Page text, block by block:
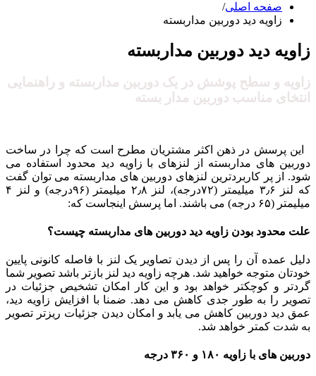
صفحه اصلی/
زاویه دید دوربین مداربسته
زاویه دید دوربین مداربسته
زاویه و سطح پوشش در یک دوربین مداربسته و راهنمایی
انتخای مناسب دوربین مدار بسته
این پرسش در ذهن اکثر مشتریان مطرح است که چرا در ساخت
دوربین های مداربسته از لنزهای با زاویه دید محدود استفاده می
شود. از پر کاربردترین لنزهای دوربین های مداربسته می توان گفت
که لنز ۳٫۶ میلیمتر (۷۲درجه)، لنز ۲٫۸ میلیمتر (۹۶درجه) و لنز ۴
میلیمتر (۶۵ درجه) می باشند. اما پرسش اینجاست که:
علت محدود بودن زاویه دید دوربین های مداربسته چیست؟
دلیل عمده آن را پس از دیدن تصاویر یک لنز با فاصله کانونی پایین
خودتان متوجه خواهید شد. هرچه زاویه دید لنز بازتر باشد تصویر شما
گردتر و کوچکتر خواهد بود و این کار امکان تشخیص جزئیات در
تصویر را به طور جدی کاهش می دهد. ضمنا با افزایش زاویه دید،
عمق دید دوربین کاهش می یابد و امکان دیدن جزئیات ریزتر تصویر
به شدت کمتر خواهد شد.
دوربین های با زاویه ۱۸۰ و ۳۶۰ درجه